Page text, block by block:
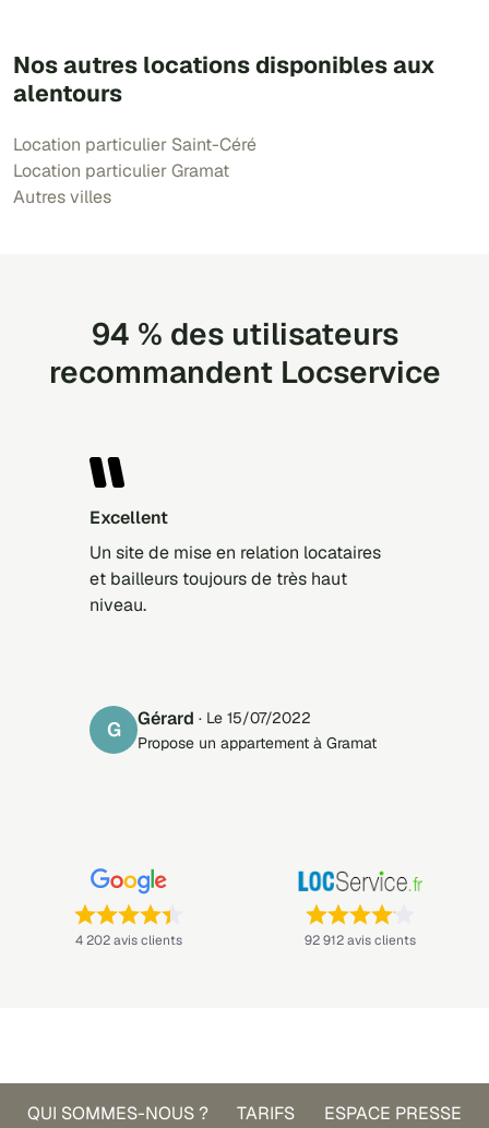
Nos autres locations disponibles aux
alentours
Location particulier Saint-Céré
Location particulier Gramat
Autres villes
94 % des utilisateurs
recommandent Locservice
Excellent
Un site de mise en relation locataires
et bailleurs toujours de très haut
niveau.
G Gérard · Le 15/07/2022
Propose un appartement à Gramat
Note : 4,4 sur 5 —
4 202 avis clients Note : 4,1 sur 5 —
92 912 avis clients
QUI SOMMES-NOUS ? TARIFS ESPACE PRESSE